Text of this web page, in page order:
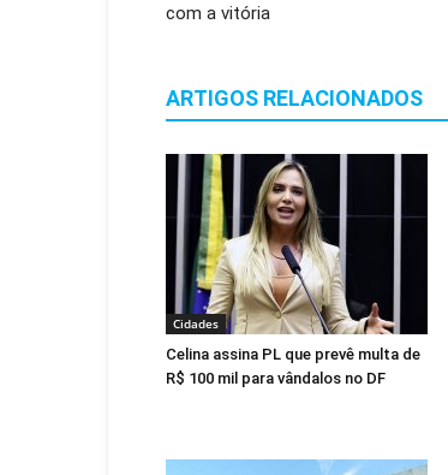
com a vitória
ARTIGOS RELACIONADOS
Cidades
Celina assina PL que prevê multa de
R$ 100 mil para vândalos no DF